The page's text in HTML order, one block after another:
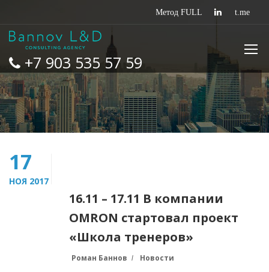
+7 903 535 57 59
17
НОЯ 2017
16.11 – 17.11 В компании
OMRON стартовал проект
«Школа тренеров»
Роман Баннов Новости